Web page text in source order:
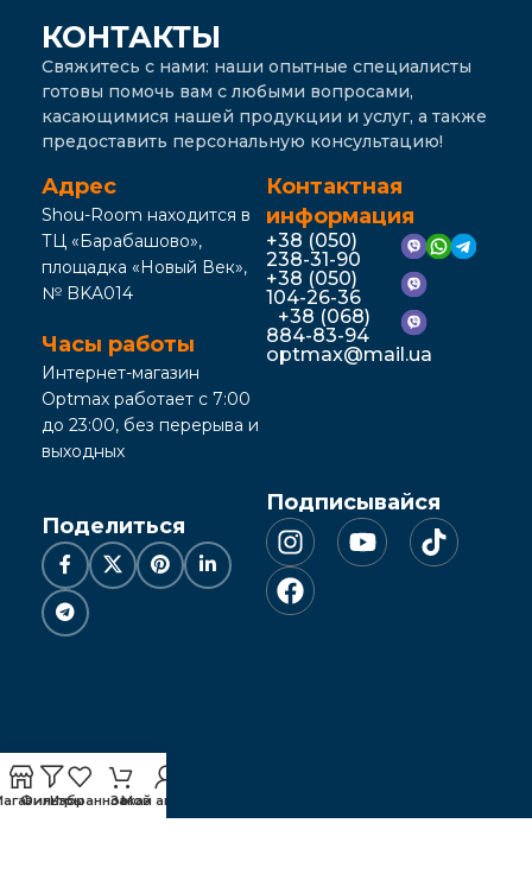
КОНТАКТЫ
Свяжитесь с нами: наши опытные специалисты
готовы помочь вам с любыми вопросами,
касающимися нашей продукции и услуг, а также
предоставить персональную консультацию!
Адрес
Shou-Room находится в
ТЦ «Барабашово»,
площадка «Новый Век»,
№ BKA014
Часы работы
Интернет-магазин
Optmax работает с 7:00
до 23:00, без перерыва и
выходных
Контактная
информация
+38 (050)
238-31-90
+38 (050)
104-26-36
+38 (068)
884-83-94
optmax@mail.ua
Поделиться
Подписывайся
Фильтры
ИзбранноеЗаказ
Мой аккаунт